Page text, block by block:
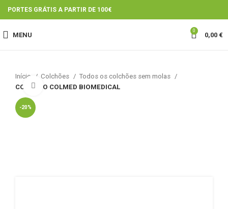
PORTES GRÁTIS A PARTIR DE 100€
MENU
0
0,00 €
Início Colchões
Todos os colchões sem molas
COLCHÃO COLMED BIOMEDICAL
-20%
Click to enlarge